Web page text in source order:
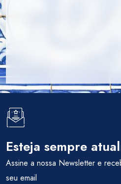
Esteja sempre
Assine a nossa Newsletter e
seu email